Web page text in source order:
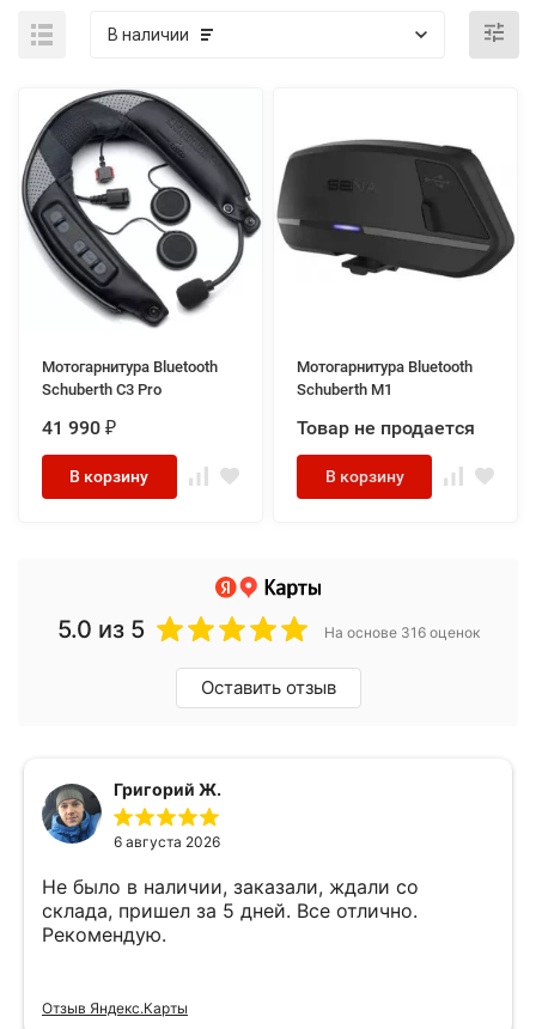
В наличии
Мотогарнитура Bluetooth
Schuberth C3 Pro
41 990 ₽
В корзину
Мотогарнитура Bluetooth
Schuberth M1
Товар не продается
В корзину